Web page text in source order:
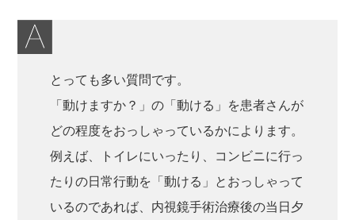
とっても多い質問です。
「動けますか？」の「動ける」を患者さんが
どの程度をおっしゃっているかによります。
例えば、トイレにいったり、コンビニに行っ
たりの日常行動を「動ける」とおっしゃって
いるのであれば、内視鏡手術治療後の当日夕